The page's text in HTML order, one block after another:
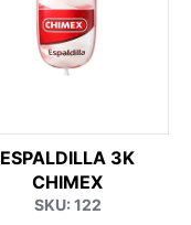
ESPALDILLA 3K
CHIMEX
SKU: 122